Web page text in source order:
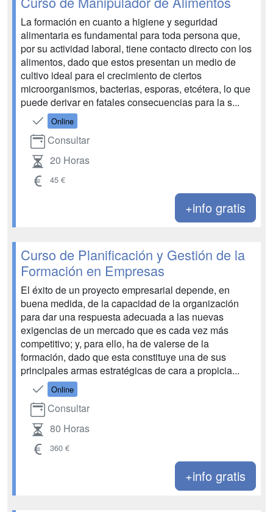
La formación en cuanto a higiene y seguridad
alimentaria es fundamental para toda persona que,
por su actividad laboral, tiene contacto directo con los
alimentos, dado que estos presentan un medio de
cultivo ideal para el crecimiento de ciertos
microorganismos, bacterias, esporas, etcétera, lo que
puede derivar en fatales consecuencias para la s...
Online
Consultar
20 Horas
45 €
+info gratis
Curso de Planificación y Gestión de la
Formación en Empresas
El éxito de un proyecto empresarial depende, en
buena medida, de la capacidad de la organización
para dar una respuesta adecuada a las nuevas
exigencias de un mercado que es cada vez más
competitivo; y, para ello, ha de valerse de la
formación, dado que esta constituye una de sus
principales armas estratégicas de cara a propicia...
Online
Consultar
80 Horas
360 €
+info gratis